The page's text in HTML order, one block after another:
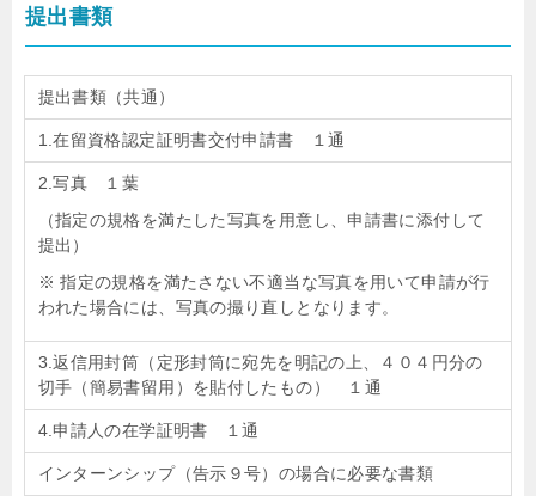
提出書類
提出書類（共通）
1.在留資格認定証明書交付申請書 １通
2.写真 １葉
（指定の規格を満たした写真を用意し、申請書に添付して
提出）
※ 指定の規格を満たさない不適当な写真を用いて申請が行
われた場合には、写真の撮り直しとなります。
3.返信用封筒（定形封筒に宛先を明記の上、４０４円分の
切手（簡易書留用）を貼付したもの） １通
4.申請人の在学証明書 １通
インターンシップ（告示９号）の場合に必要な書類